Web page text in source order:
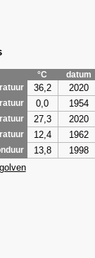
°C
datum
36,2 2020
0,0 1954
27,3 2020
12,4 1962
13,8
1998